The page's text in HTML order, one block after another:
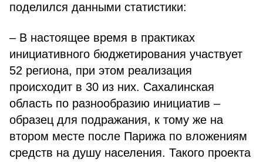
поделился данными статистики:
– В настоящее время в практиках
инициативного бюджетирования участвует
52 региона, при этом реализация
происходит в 30 из них. Сахалинская
область по разнообразию инициатив –
образец для подражания, к тому же на
втором месте после Парижа по вложениям
средств на душу населения. Такого проекта